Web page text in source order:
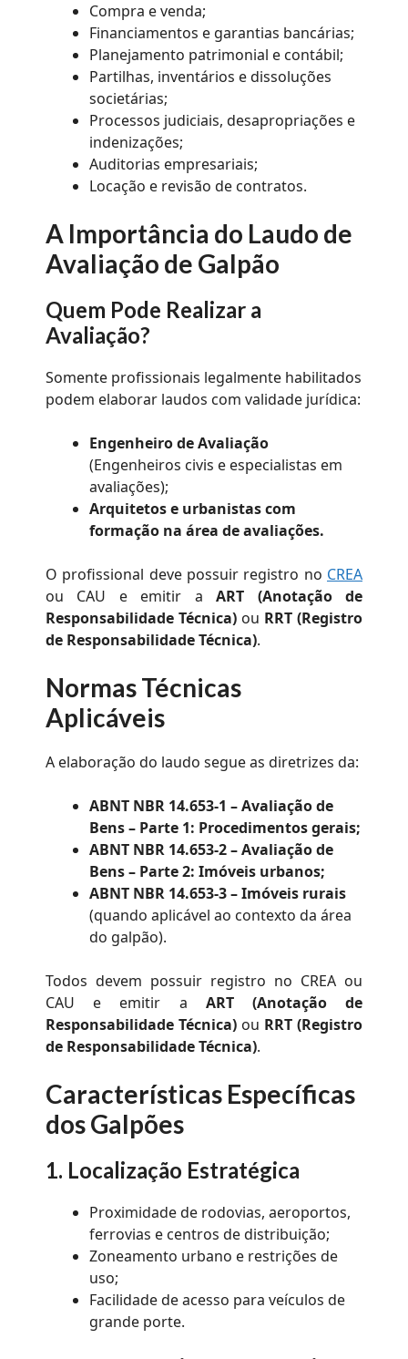
Compra e venda;
Financiamentos e garantias bancárias;
Planejamento patrimonial e contábil;
Partilhas, inventários e dissoluções
societárias;
Processos judiciais, desapropriações e
indenizações;
Auditorias empresariais;
Locação e revisão de contratos.
A Importância do Laudo de
Avaliação de Galpão
Quem Pode Realizar a
Avaliação?
Somente profissionais legalmente habilitados
podem elaborar laudos com validade jurídica:
Engenheiro de Avaliação
(Engenheiros civis e especialistas em
avaliações);
Arquitetos e urbanistas com
formação na área de avaliações.
O profissional deve possuir registro no CREA
ou CAU e emitir aART (Anotação de
Responsabilidade Técnica) ou RRT (Registro
de Responsabilidade Técnica).
Normas Técnicas
Aplicáveis
A elaboração do laudo segue as diretrizes da:
ABNT NBR 14.653-1 – Avaliação de
Bens – Parte 1: Procedimentos gerais;
ABNT NBR 14.653-2 – Avaliação de
Bens – Parte 2: Imóveis urbanos;
ABNT NBR 14.653-3 – Imóveis rurais
(quando aplicável ao contexto da área
do galpão).
Todos devem possuir registro no CREA ou
CAU e emitir a ART (Anotação de
Responsabilidade Técnica) ou RRT (Registro
de Responsabilidade Técnica).
Características Específicas
dos Galpões
1. Localização Estratégica
Proximidade de rodovias, aeroportos,
ferrovias e centros de distribuição;
Zoneamento urbano e restrições de
uso;
Facilidade de acesso para veículos de
grande porte.